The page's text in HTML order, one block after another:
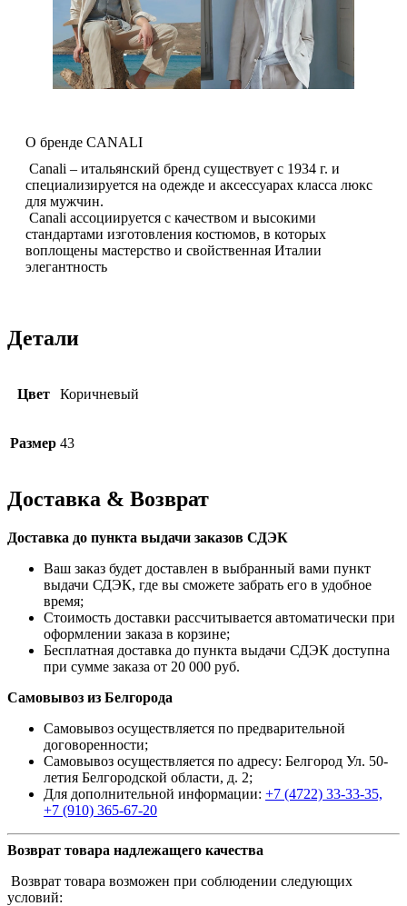
О бренде CANALI
Canali – итальянский бренд существует с 1934 г. и
специализируется на одежде и аксессуарах класса люкс
для мужчин.
Canali ассоциируется с качеством и высокими
стандартами изготовления костюмов, в которых
воплощены мастерство и свойственная Италии
элегантность
Детали
Цвет Коричневый
Размер 43
Доставка & Возврат
Доставка до пункта выдачи заказов СДЭК
Ваш заказ будет доставлен в выбранный вами пункт
выдачи СДЭК, где вы сможете забрать его в удобное
время;
Стоимость доставки рассчитывается автоматически при
оформлении заказа в корзине;
Бесплатная доставка до пункта выдачи СДЭК доступна
при сумме заказа от 20 000 руб.
Самовывоз из Белгорода
Самовывоз осуществляется по предварительной
договоренности;
Самовывоз осуществляется по адресу: Белгород Ул. 50-
летия Белгородской области, д. 2;
Для дополнительной информации: +7 (4722) 33-33-35,
+7 (910) 365-67-20
Возврат товара надлежащего качества
Возврат товара возможен при соблюдении следующих
условий: